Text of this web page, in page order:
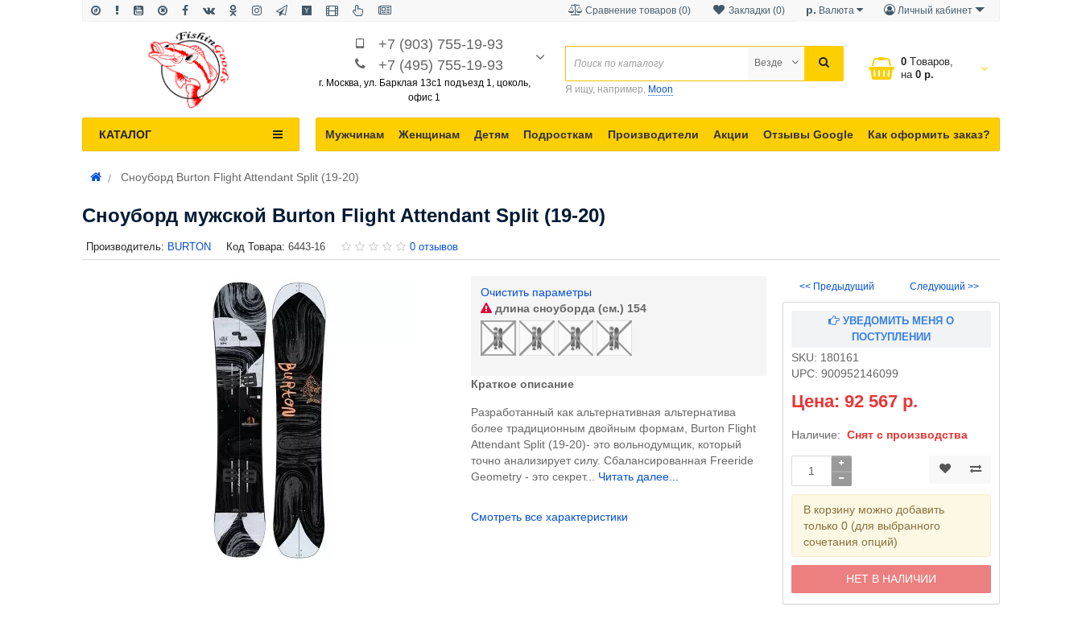
Личный кабинет
р. Валюта
Закладки (0)
Сравнение товаров (0)
+7 (903) 755-19-93
+7 (495) 755-19-93
г. Москва, ул. Барклая 13с1 подъезд 1, цоколь,
офис 1
0 Tоваров,
на
0 р.
Везде
Я ищу, например, Moon
Мужчинам Женщинам Детям Подросткам Производители Акции Отзывы Google Как оформить заказ?
КАТАЛОГ
Сноуборд Burton Flight Attendant Split (19-20)
Сноуборд мужской Burton Flight Attendant Split (19-20)
Производитель: BURTON Код Товара: 6443-16 0 отзывов
Очистить параметры
длина сноуборда (см.) 154
Краткое описание
Разработанный как альтернативная альтернатива
более традиционным двойным формам, Burton Flight
Attendant Split (19-20)- это вольнодумщик, который
точно анализирует силу. Сбалансированная Freeride
Geometry - это секрет... Читать далее...
Смотреть все характеристики
<< Предыдущий Следующий >>
УВЕДОМИТЬ МЕНЯ О
ПОСТУПЛЕНИИ
SKU: 180161
UPC: 900952146099
Цена: 92 567 р.
Наличие: Снят с производства
В корзину можно добавить
только 0 (для выбранного
сочетания опций)
НЕТ В НАЛИЧИИ